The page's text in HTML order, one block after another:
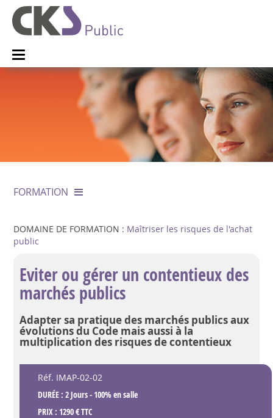
FORMATION
DOMAINE DE FORMATION : Maîtriser les risques de l'achat
public
Eviter ou gérer un contentieux des
marchés publics
Adapter sa pratique des marchés publics aux
évolutions du Code mais aussi à la
multiplication des risques de contentieux
Réf. IMAP-02-02
DURÉE : 2 Jours - 100% en salle
PRIX : 1290 € TTC